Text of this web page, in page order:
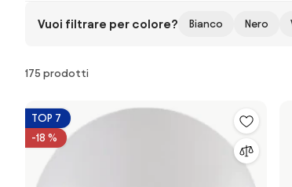
Vuoi filtrare per colore? Bianco Nero
Prodotti
175 prodotti
TOP 7
-18 %